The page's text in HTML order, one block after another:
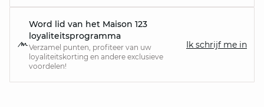
Word lid van het Maison 123
loyaliteitsprogramma
Verzamel punten, profiteer van uw
loyaliteitskorting en andere exclusieve
voordelen!
Ik schrijf me in